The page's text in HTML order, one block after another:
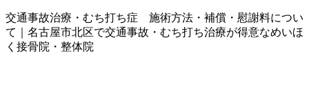
交通事故治療・むち打ち症 施術方法・補償・慰謝料につい
て｜名古屋市北区で交通事故・むち打ち治療が得意なめいほ
く接骨院・整体院